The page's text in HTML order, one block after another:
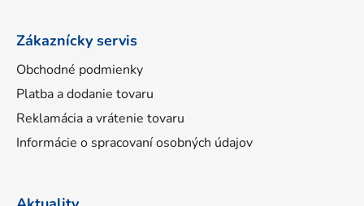
Zákaznícky servis
Obchodné podmienky
Platba a dodanie tovaru
Reklamácia a vrátenie tovaru
Informácie o spracovaní osobných údajov